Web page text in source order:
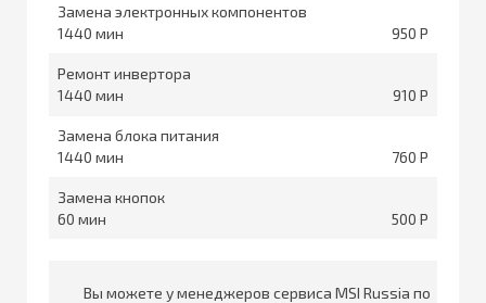
Замена электронных компонентов
1440
950
Ремонт инвертора
1440
910
Замена блока питания
1440
760
Замена кнопок
60
500
Вы можете у менеджеров сервиса MSI Russia по